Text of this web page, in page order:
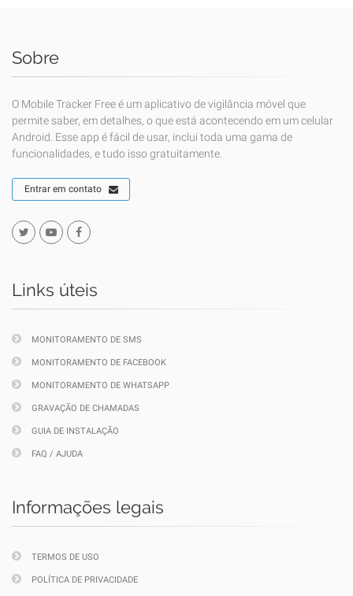
Sobre
O Mobile Tracker Free é um aplicativo de vigilância móvel que
permite saber, em detalhes, o que está acontecendo em um celular
Android. Esse app é fácil de usar, inclui toda uma gama de
funcionalidades, e tudo isso gratuitamente.
Entrar em contato
Links úteis
MONITORAMENTO DE SMS
MONITORAMENTO DE FACEBOOK
MONITORAMENTO DE WHATSAPP
GRAVAÇÃO DE CHAMADAS
GUIA DE INSTALAÇÃO
FAQ / AJUDA
Informações legais
TERMOS DE USO
POLÍTICA DE PRIVACIDADE